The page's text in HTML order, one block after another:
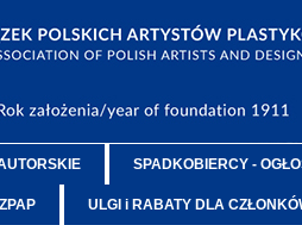
SPADKOBIERCY -
ULGI i RABATY DLA